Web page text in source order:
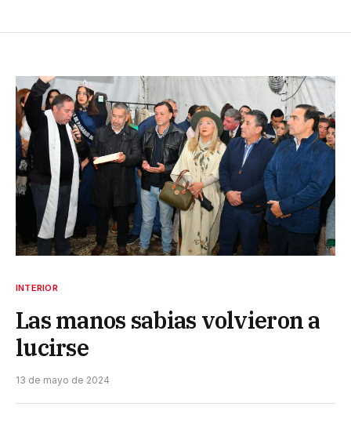
INTERIOR
Las manos sabias volvieron a
lucirse
13 de mayo de 2024